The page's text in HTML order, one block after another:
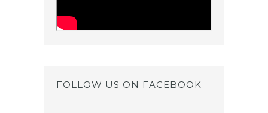
FOLLOW US ON FACEBOOK